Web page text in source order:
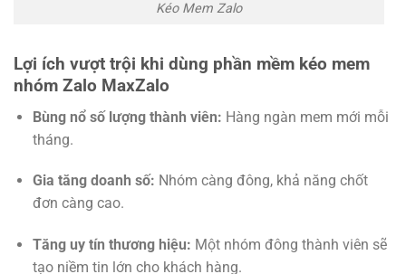
Kéo Mem Zalo
Lợi ích vượt trội khi dùng phần mềm kéo mem
nhóm Zalo MaxZalo
Bùng nổ số lượng thành viên: Hàng ngàn mem mới mỗi
tháng.
Gia tăng doanh số: Nhóm càng đông, khả năng chốt
đơn càng cao.
Tăng uy tín thương hiệu: Một nhóm đông thành viên sẽ
tạo niềm tin lớn cho khách hàng.